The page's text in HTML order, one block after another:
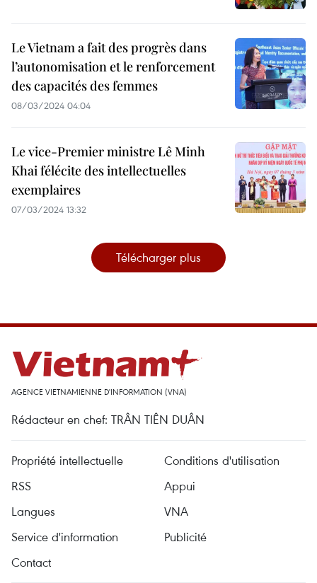
Le Vietnam a fait des progrès dans
l’autonomisation et le renforcement
des capacités des femmes
08/03/2024 04:04
Le vice-Premier ministre Lê Minh
Khai félécite des intellectuelles
exemplaires
07/03/2024 13:32
Télécharger plus
AGENCE VIETNAMIENNE D'INFORMATION (VNA)
Rédacteur en chef: TRÂN TIÊN DUÂN
Propriété intellectuelle
Conditions d'utilisation
RSS
Appui
Langues
VNA
Service d'information
Publicité
Contact